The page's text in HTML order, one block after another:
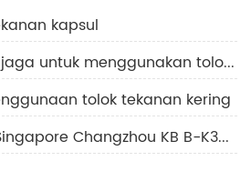
kapsul
2.Langkah berjaga-jaga untuk menggunakan tolok tekanan penyejukan
tolok tekanan kering
4.2017.03 Marintec Singapore Changzhou KB B-K36H Fair